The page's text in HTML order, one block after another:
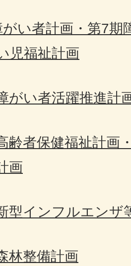
い者計画・第7期
児福祉計画
がい者活躍推進計
齢者保健福祉計画
画
型インフルエンザ
林整備計画